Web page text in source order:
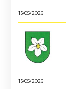
15/05/2026
15/05/2026